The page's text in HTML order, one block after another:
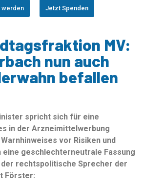
werden Jetzt Spenden
MV:
nun auch
befallen
spricht sich für eine
in der Arzneimittelwerbung
vor Risiken und
eine geschlechterneutrale Fassung
rechtspolitische Sprecher der
Förster: